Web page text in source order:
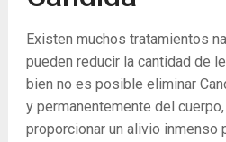
Existen muchos tratamientos
pueden reducir la cantidad de
bien no es posible eliminar
y permanentemente del
proporcionar un alivio inmenso